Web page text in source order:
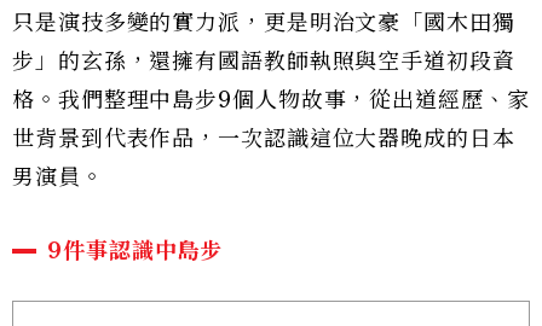
只是演技多變的實力派，更是明治文豪「國木田獨
步」的玄孫，還擁有國語教師執照與空手道初段資
格。我們整理中島步9個人物故事，從出道經歷、家
世背景到代表作品，一次認識這位大器晚成的日本
男演員。
9件事認識中島步